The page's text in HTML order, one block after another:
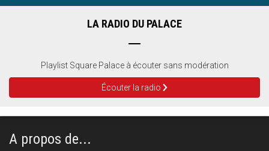
LA RADIO DU PALACE
Playlist Square Palace à écouter sans modération
Écouter la radio
A propos de...